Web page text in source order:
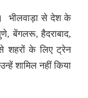
भीलवाड़ा से देश के
बेंगलरू, हैदराबाद,
शहरों के लिए ट्रेन
शामिल नहीं किया